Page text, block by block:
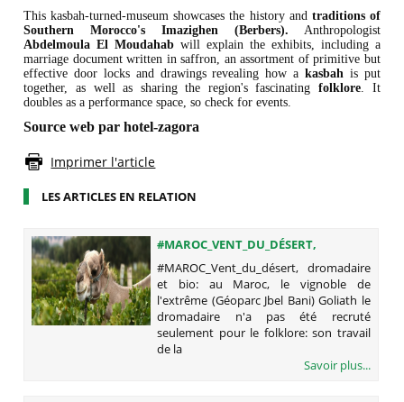
This kasbah-turned-museum showcases the history and traditions of
Southern Morocco's Imazighen (Berbers). Anthropologist
Abdelmoula El Moudahab will explain the exhibits, including a
marriage document written in saffron, an assortment of primitive but
effective door locks and drawings revealing how a kasbahis put
together, as well as sharing the region's fascinating folklore. It
doubles as a performance space, so check for events.
Source web par hotel-zagora
Imprimer l'article
LES ARTICLES EN RELATION
#MAROC_VENT_DU_DÉSERT,
DROMADAIRE ET BIO: AU MAROC, LE
VIGNOBLE DE L'EXTRÊME (GÉOPARC
JBEL BANI)
#MAROC_Vent_du_désert, dromadaire
et bio: au Maroc, le vignoble de
l'extrême (Géoparc Jbel Bani) Goliath le
dromadaire n'a pas été recruté
seulement pour le folklore: son travail
de la
Savoir plus...